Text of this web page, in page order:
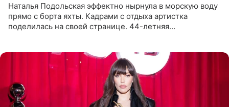
Наталья Подольская эффектно нырнула в морскую воду
прямо с борта яхты. Кадрами с отдыха артистка
поделилась на своей странице. 44-летняя